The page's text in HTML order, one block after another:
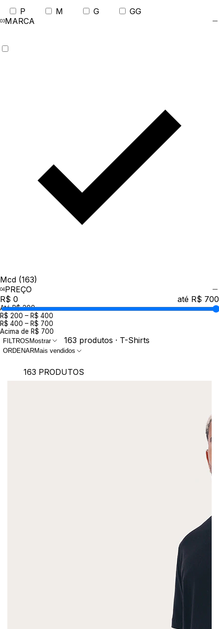
P M G
GG
MARCA
Mcd (163)
PREÇO
R$ 0
até R$ 700
Até R$ 200
R$ 200 – R$ 400
R$ 400 – R$ 700
Acima de R$ 700
FILTROS Mostrar 163 produtos · T-Shirts
ORDENARMais vendidos
163 PRODUTOS